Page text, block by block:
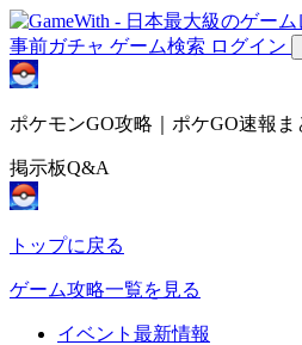
事前ガチャ ゲーム検索 ログイン
ポケモンGO攻略｜ポケGO速報ま
掲示板Q&A
トップに戻る
ゲーム攻略一覧を見る
イベント最新情報